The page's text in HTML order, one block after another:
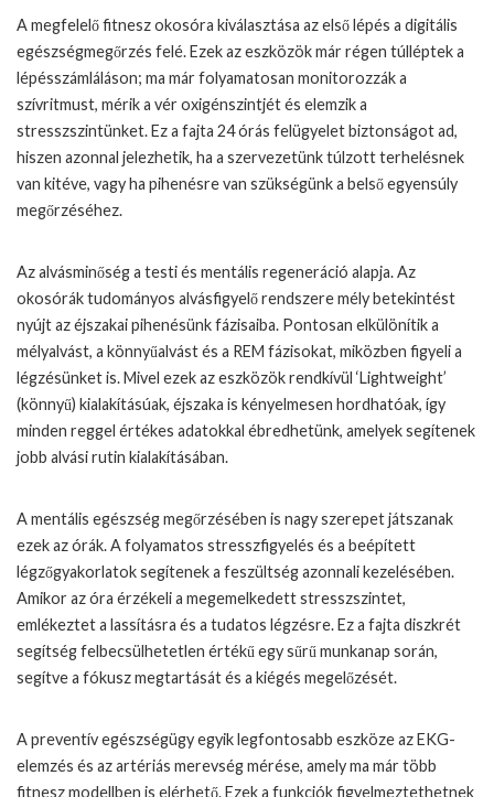
A megfelelőfitnesz okosóra kiválasztása az első lépés a digitális
egészségmegőrzés felé. Ezek az eszközök már régen túlléptek a
lépésszámláláson; ma már folyamatosan monitorozzák a
szívritmust, mérik a vér oxigénszintjét és elemzik a
stresszszintünket. Ez a fajta 24 órás felügyelet biztonságot ad,
hiszen azonnal jelezhetik, ha a szervezetünk túlzott terhelésnek
van kitéve, vagy ha pihenésre van szükségünk a belső egyensúly
megőrzéséhez.
Az alvásminőség a testi és mentális regeneráció alapja. Az
okosórák tudományos alvásfigyelő rendszere mély betekintést
nyújt az éjszakai pihenésünk fázisaiba. Pontosan elkülönítik a
mélyalvást, a könnyűalvást és a REM fázisokat, miközben figyeli a
légzésünket is. Mivel ezek az eszközök rendkívül ‘Lightweight’
(könnyű) kialakításúak, éjszaka is kényelmesen hordhatóak, így
minden reggel értékes adatokkal ébredhetünk, amelyek segítenek
jobb alvási rutin kialakításában.
A mentális egészség megőrzésében is nagy szerepet játszanak
ezek az órák. A folyamatos stresszfigyelés és a beépített
légzőgyakorlatok segítenek a feszültség azonnali kezelésében.
Amikor az óra érzékeli a megemelkedett stresszszintet,
emlékeztet a lassításra és a tudatos légzésre. Ez a fajta diszkrét
segítség felbecsülhetetlen értékű egy sűrű munkanap során,
segítve a fókusz megtartását és a kiégés megelőzését.
A preventív egészségügy egyik legfontosabb eszköze az EKG-
elemzés és az artériás merevség mérése, amely ma már több
fitnesz modellben is elérhető. Ezek a funkciók figyelmeztethetnek